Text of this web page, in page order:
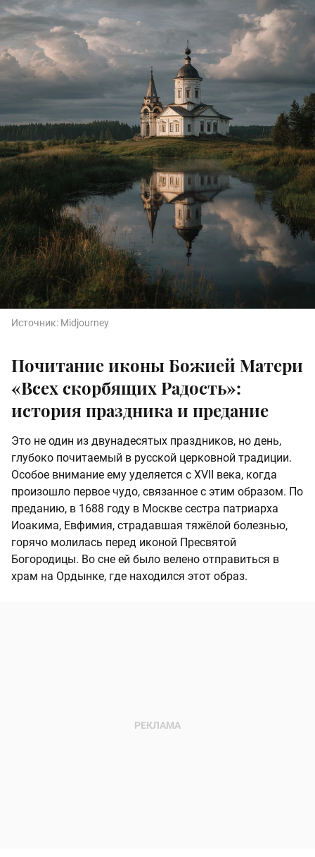
Источник: Midjourney
Почитание иконы Божией Матери
«Всех скорбящих Радость»:
история праздника и предание
Это не один из двунадесятых праздников, но день,
глубоко почитаемый в русской церковной традиции.
Особое внимание ему уделяется с XVII века, когда
произошло первое чудо, связанное с этим образом. По
преданию, в 1688 году в Москве сестра патриарха
Иоакима, Евфимия, страдавшая тяжёлой болезнью,
горячо молилась перед иконой Пресвятой
Богородицы. Во сне ей было велено отправиться в
храм на Ордынке, где находился этот образ.